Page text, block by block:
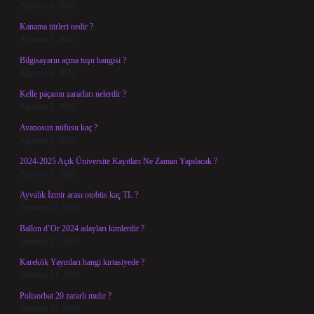
Ağustos 8, 2026
Kanama türleri nedir ?
Ağustos 7, 2026
Bilgisayarın açma tuşu hangisi ?
Ağustos 6, 2026
Kelle paçanın zararları nelerdir ?
Ağustos 5, 2026
Avanosun nüfusu kaç ?
Ağustos 4, 2026
2024-2025 Açık Üniversite Kayıtları Ne Zaman Yapılacak ?
Ağustos 3, 2026
Ayvalık İzmir arası otobüs kaç TL ?
Temmuz 27, 2026
Ballon d’Or 2024 adayları kimlerdir ?
Temmuz 25, 2026
Karekök Yayınları hangi kırtasiyede ?
Temmuz 24, 2026
Polisorbat 20 zararlı mıdır ?
Temmuz 18, 2026